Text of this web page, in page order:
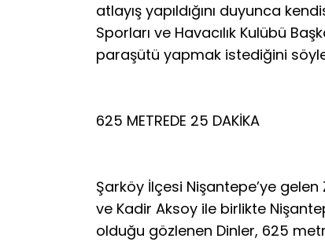
atlayış yapıldığını duyunca
Sporları ve Havacılık Kulübü
paraşütü yapmak istediğini
625 METREDE 25 DAKİKA
Şarköy İlçesi Nişantepe’ye gelen
ve Kadir Aksoy ile birlikte
olduğu gözlenen Dinler, 625